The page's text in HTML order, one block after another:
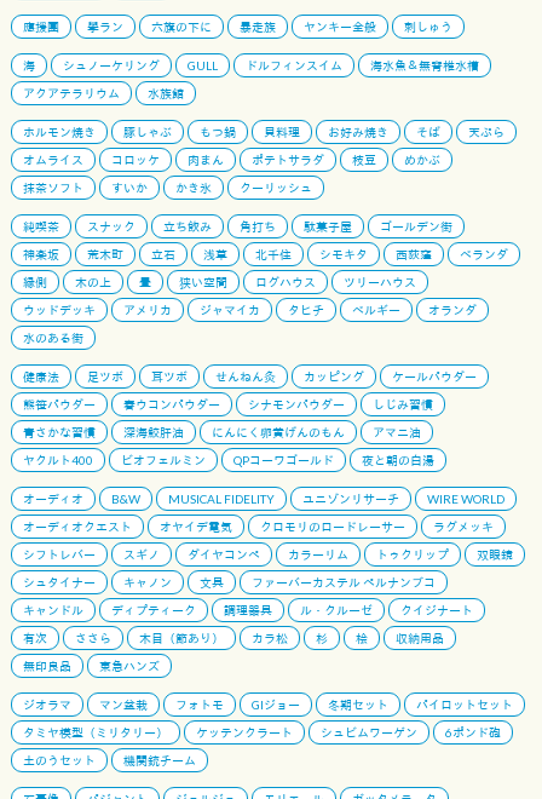
應援團 學ラン 六旗の下に 暴走族 ヤンキー全般 刺しゅう
海 シュノーケリング GULL ドルフィンスイム
海水魚＆無脊椎水槽
アクアテラリウム
水族館
ホルモン焼き 豚しゃぶ もつ鍋 貝料理 お好み焼き そば
天ぷら
オムライス
コロッケ 肉まん ポテトサラダ 枝豆
めかぶ
抹茶ソフト
すいか かき氷 クーリッシュ
純喫茶 スナック 立ち飲み 角打ち 駄菓子屋
ゴールデン街
神楽坂
荒木町 立石 浅草 北千住 シモキタ 西荻窪
ベランダ
縁側
木の上 畳 狭い空間 ログハウス
ツリーハウス
ウッドデッキ
アメリカ ジャマイカ タヒチ ベルギー
オランダ
水のある街
健康法 足ツボ 耳ツボ せんねん灸 カッピング
ケールパウダー
熊笹パウダー
春ウコンパウダー シナモンパウダー
しじみ習慣
青さかな習慣
深海鮫肝油 にんにく卵黄げんのもん
アマニ油
ヤクルト400
ビオフェルミン QPコーワゴールド 夜と朝の白湯
オーディオ B&W MUSICAL FIDELITY ユニゾンリサーチ
WIRE WORLD
オーディオクエスト
オヤイデ電気 クロモリのロードレーサー
ラグメッキ
シフトレバー
スギノ ダイヤコンペ カラーリム トゥクリップ
双眼鏡
シュタイナー
キャノン 文具
ファーバーカステル ペルナンブコ
キャンドル
ディプティーク 調理器具 ル・クルーゼ
クイジナート
有次
ささら 木目（節あり） カラ松 杉 桧
収納用品
無印良品
東急ハンズ
ジオラマ マン盆栽 フォトモ GIジョー 冬期セット
パイロットセット
タミヤ模型（ミリタリー）
ケッテンクラート シュビムワーゲン
6ポンド砲
土のうセット
機関銃チーム